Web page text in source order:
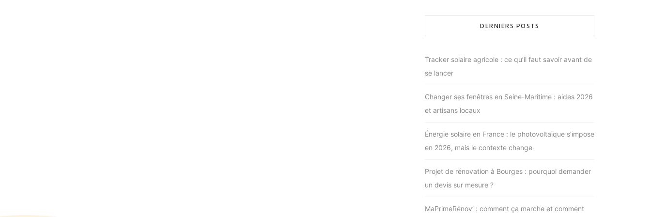
DERNIERS POSTS
Tracker solaire agricole : ce qu’il faut savoir avant de
se lancer
Changer ses fenêtres en Seine-Maritime : aides 2026
et artisans locaux
Énergie solaire en France : le photovoltaïque s’impose
en 2026, mais le contexte change
Projet de rénovation à Bourges : pourquoi demander
un devis sur mesure ?
MaPrimeRénov’ : comment ça marche et comment